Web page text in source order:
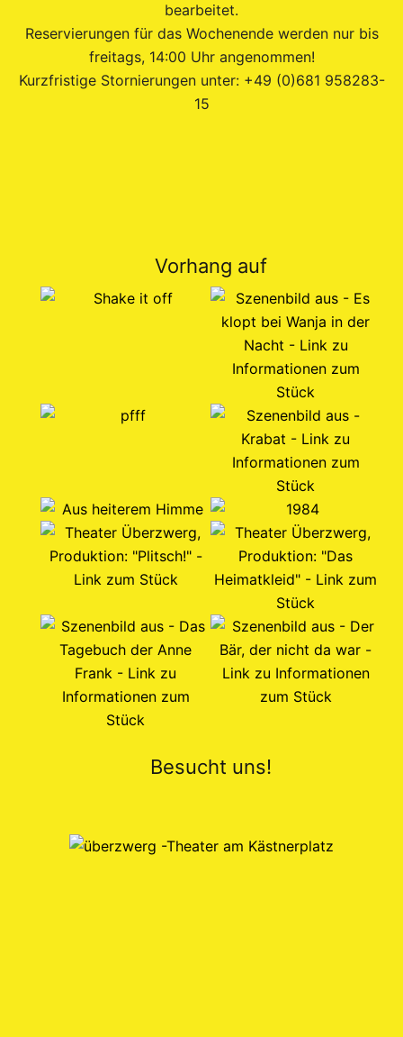
bearbeitet.
Reservierungen für das Wochenende werden nur bis
freitags, 14:00 Uhr angenommen!
Kurzfristige Stornierungen unter: +49 (0)681 958283-
15
Vorhang auf
Besucht uns!